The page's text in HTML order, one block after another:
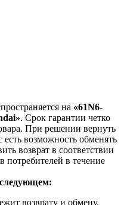
на «61N6-
. Срок гарантии четко
При решении вернуть
возможность обменять
возврат в соответствии
потребителей в течение
следующем:
возврату и обмену.